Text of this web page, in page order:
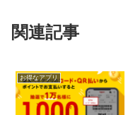
関連記事
お得なアプリ